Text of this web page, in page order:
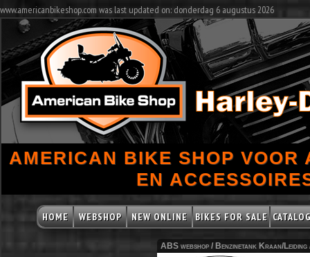
www.americanbikeshop.com was last updated on: donderdag 6 augustus 2026
AMERICAN BIKE SHOP VOOR
EN
HOME WEBSHOP NEW ONLINE BIKES FOR SALE
ABS webshop / Benzinetank Kraan/Leiding